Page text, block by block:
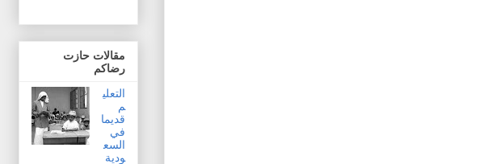
مقالات حازت
رضاكم
التعلي
م
قديما
في
السع
ودية